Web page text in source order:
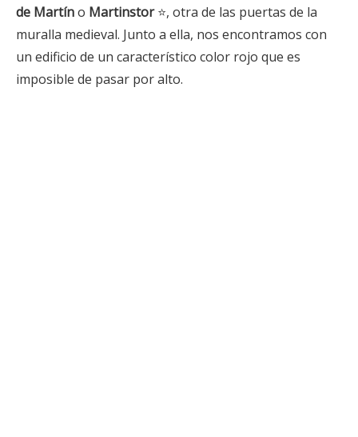
de Martíno Martinstor⭐, otra de las puertas de la
muralla medieval. Junto a ella, nos encontramos con
un edificio de un característico color rojo que es
imposible de pasar por alto.